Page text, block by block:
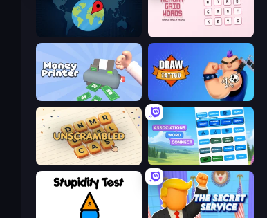
WorldGuessr Free GeoGuessr
Money Printer
Unscrambled Associations - Word Connect